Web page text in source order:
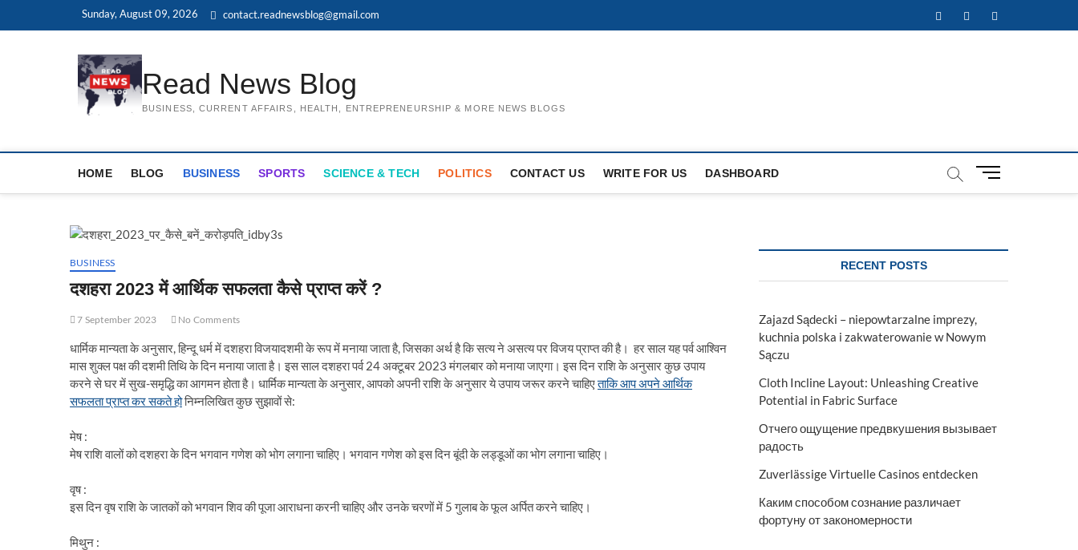
Sunday, August 09, 2026 contact.readnewsblog@gmail.com FacebookTwitterInstagram
Read News Blog
BUSINESS, CURRENT AFFAIRS, HEALTH, ENTREPRENEURSHIP & MORE NEWS BLOGS
HOME BLOG BUSINESS SPORTS SCIENCE & TECH POLITICS CONTACT US WRITE FOR US DASHBOARD
M
t
BUSINESS
दशहरा 2023 में आर्थिक सफलता कैसे प्राप्त करें ?
7 September 2023 No Comments
धार्मिक मान्यता के अनुसार, हिन्दू धर्म में दशहरा विजयादशमी के रूप में मनाया जाता है, जिसका अर्थ है कि सत्य ने असत्य पर विजय प्राप्त की है। हर साल यह पर्व आश्विन
मास शुक्ल पक्ष की दशमी तिथि के दिन मनाया जाता है। इस साल दशहरा पर्व 24 अक्टूबर 2023 मंगलबार को मनाया जाएगा। इस दिन राशि के अनुसार कुछ उपाय
करने से घर में सुख-समृद्धि का आगमन होता है। धार्मिक मान्यता के अनुसार, आपको अपनी राशि के अनुसार ये उपाय जरूर करने चाहिएताकिआप अपने आर्थिक
सफलता प्राप्त कर सकते होनिम्नलिखित कुछ सुझावों से:
मेष :
मेष राशि वालों को दशहरा के दिन भगवान गणेश को भोग लगाना चाहिए। भगवान गणेश को इस दिन बूंदी के लड्डूओं का भोग लगाना चाहिए।
वृष :
इस दिन वृष राशि के जातकों को भगवान शिव की पूजा आराधना करनी चाहिए और उनके चरणों में 5 गुलाब के फूल अर्पित करने चाहिए।
मिथुन :
RECENT POSTS
Zajazd Sądecki – niepowtarzalne imprezy,
kuchnia polska i zakwaterowanie w Nowym
Sączu
Cloth Incline Layout: Unleashing Creative
Potential in Fabric Surface
Отчего ощущение предвкушения вызывает
радость
Zuverlässige Virtuelle Casinos entdecken
Каким способом сознание различает
фортуну от закономерности